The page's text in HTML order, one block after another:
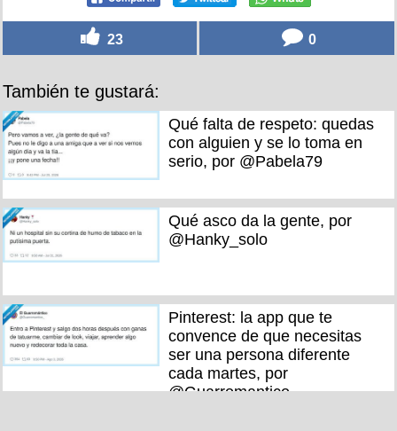
23 0
También te gustará:
Qué falta de respeto: quedas
con alguien y se lo toma en
serio, por @Pabela79
Qué asco da la gente, por
@Hanky_solo
Pinterest: la app que te
convence de que necesitas
ser una persona diferente
cada martes, por
@Guarromantico_